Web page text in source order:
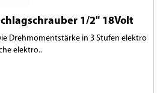
1/2" 18Volt
Drehmomentstärke in 3 Stufen elektro
elektro..